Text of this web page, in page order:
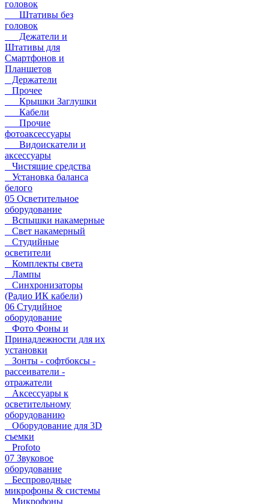
головок
Штативы без
головок
Дежатели и
Штативы для
Смартфонов и
Планшетов
Держатели
Прочее
Крышки Заглушки
Кабели
Прочие
фотоаксессуары
Видоискатели и
аксессуары
Чистящие средства
Установка баланса
белого
05 Осветительное
оборудование
Вспышки накамерные
Свет накамерный
Студийные
осветители
Комплекты света
Лампы
Синхронизаторы
(Радио ИК кабели)
06 Студийное
оборудование
Фото Фоны и
Принадлежности для их
установки
Зонты - софтбоксы -
рассеиватели -
отражатели
Аксессуары к
осветительному
оборудованию
Оборудование для 3D
съемки
Profoto
07 Звуковое
оборудование
Беспроводные
микрофоны & системы
Микрофоны